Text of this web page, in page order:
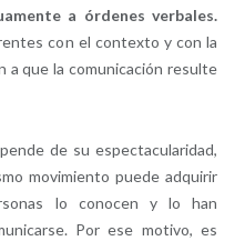
a órdenes verbales.
con el contexto y con la
a que la comunicación resulte
de su espectacularidad,
movimiento puede adquirir
lo conocen y lo han
Por ese motivo, es